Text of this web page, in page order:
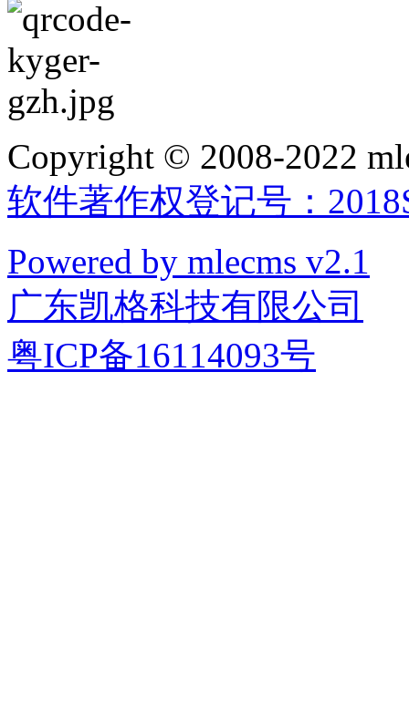
Copyright © 2008-2022
软件著作权登记号：
Powered by mlecms v2.1
广东凯格科技有限公司
粤ICP备16114093号